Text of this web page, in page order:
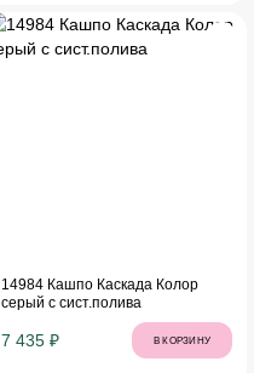
14984 Кашпо Каскада Колор
серый с сист.полива
7 435 ₽ В КОРЗИНУ